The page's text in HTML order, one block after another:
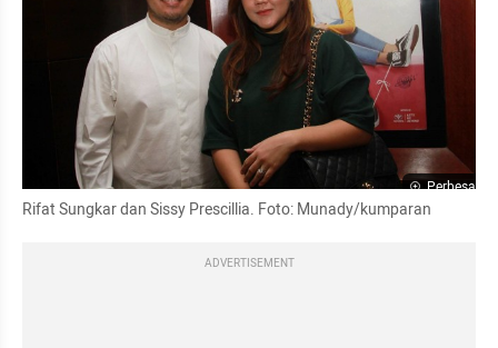
Perbesar
Rifat Sungkar dan Sissy Prescillia. Foto: Munady/kumparan
ADVERTISEMENT